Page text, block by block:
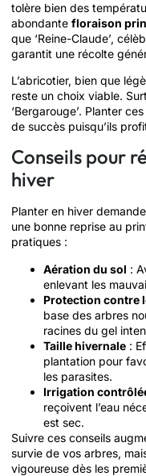
tolère bien des
abondante floraison
que ‘Reine-Claude’,
garantit une récolte
L’abricotier, bien que
reste un choix viable.
‘Bergarouge’. Planter
de succès puisqu’ils
Conseils pour
hiver
Planter en hiver
une bonne reprise au
pratiques :
Aération du sol :
enlevant les
Protection contre
base des arbres
racines du gel
Taille hivernale :
plantation pour
les parasites.
Irrigation
reçoivent l’eau
est sec.
Suivre ces conseils
survie de vos arbres,
vigoureuse dès les